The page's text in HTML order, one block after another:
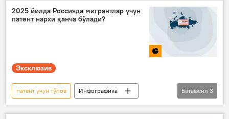
мигрантлар
Миграция
2025 йилда Россияда мигрантлар учун
патент нархи қанча бўлади?
Эксклюзив
патент учун тўлов
Инфографика
Россия
патент мигрантлар
Батафсил 3